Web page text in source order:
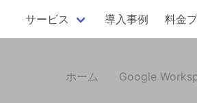
サービス 導入事例 料金
ホーム Google